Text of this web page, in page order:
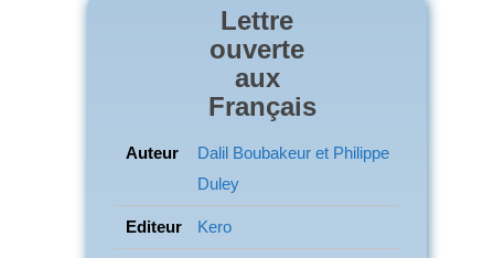
Lettre
ouverte
aux
Français
Auteur
Dalil Boubakeur et Philippe
Duley
Editeur Kero